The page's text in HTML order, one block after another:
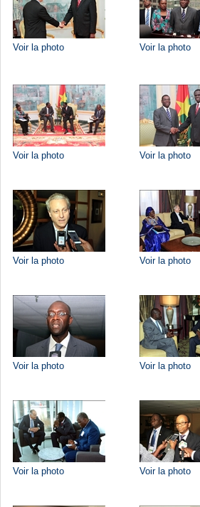
Voir la photo Voir la photo
Voir la photo Voir la photo
Voir la photo Voir la photo
Voir la photo Voir la photo
Voir la photo Voir la photo